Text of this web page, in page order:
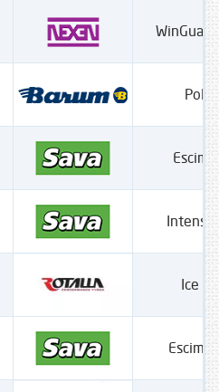
Intensa
Ice +
Escimo